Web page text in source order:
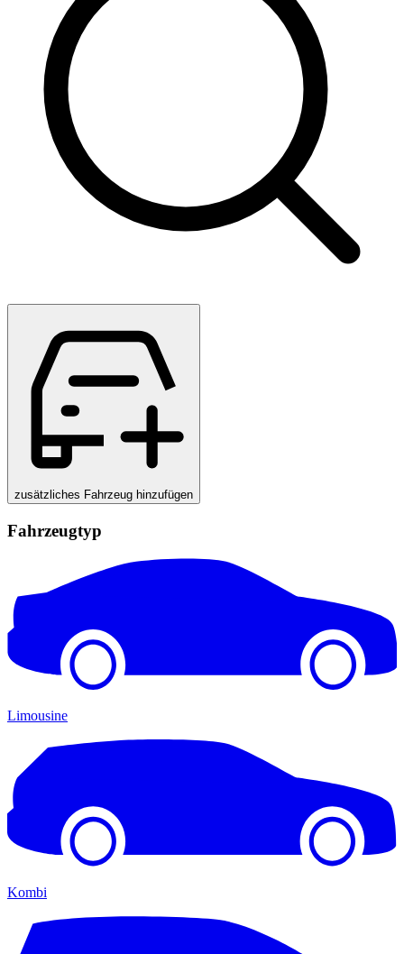
zusätzliches Fahrzeug hinzufügen
Fahrzeugtyp
Limousine
Kombi